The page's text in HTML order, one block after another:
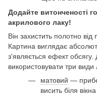
Додайте витонченості
акрилового лаку!
Він захистить полотно
Картина виглядає
з'являється ефект
використовувати три види
матовий —
висить біля